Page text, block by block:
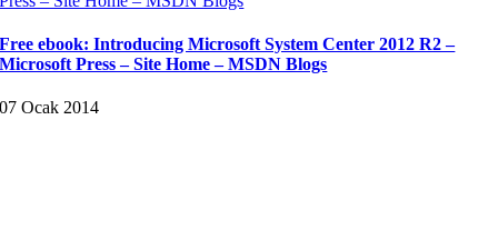
Free ebook: Introducing Microsoft System Center 2012 R2 –
Microsoft Press – Site Home – MSDN Blogs
07 Ocak 2014